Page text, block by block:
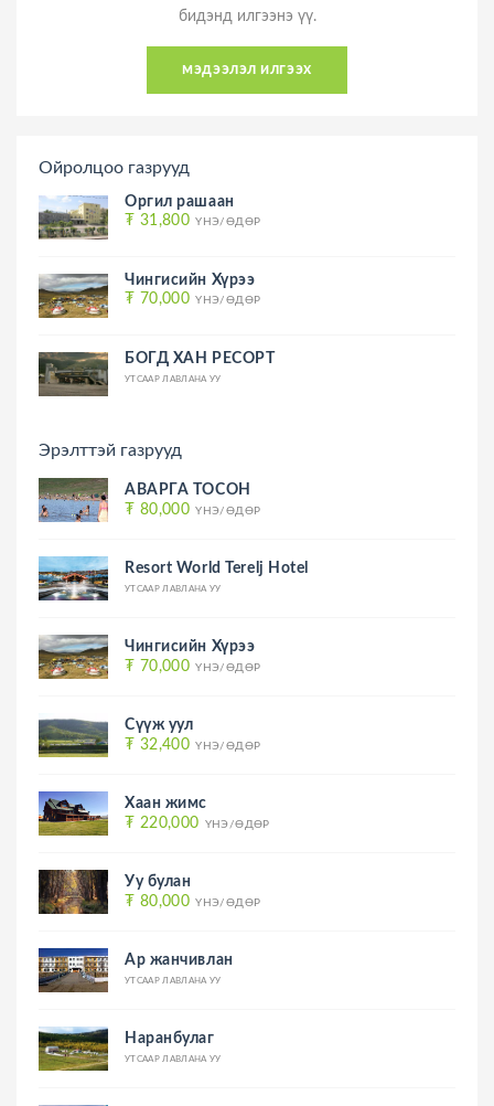
бидэнд илгээнэ үү.
мэдээлэл илгээх
Ойролцоо газрууд
Оргил рашаан
₮ 31,800 ҮНЭ/ӨДӨР
Чингисийн Хүрээ
₮ 70,000 ҮНЭ/ӨДӨР
БОГД ХАН РЕСОРТ
УТСААР ЛАВЛАНА УУ
Эрэлттэй газрууд
АВАРГА ТОСОН
₮ 80,000 ҮНЭ/ӨДӨР
Resort World Terelj Hotel
УТСААР ЛАВЛАНА УУ
Чингисийн Хүрээ
₮ 70,000 ҮНЭ/ӨДӨР
Сүүж уул
₮ 32,400 ҮНЭ/ӨДӨР
Хаан жимс
₮ 220,000 ҮНЭ/ӨДӨР
Уу булан
₮ 80,000 ҮНЭ/ӨДӨР
Ар жанчивлан
УТСААР ЛАВЛАНА УУ
Наранбулаг
УТСААР ЛАВЛАНА УУ